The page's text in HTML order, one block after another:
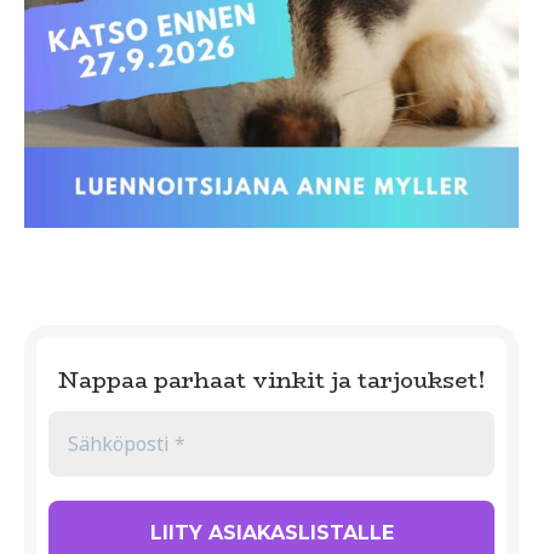
Nappaa parhaat vinkit ja tarjoukset!